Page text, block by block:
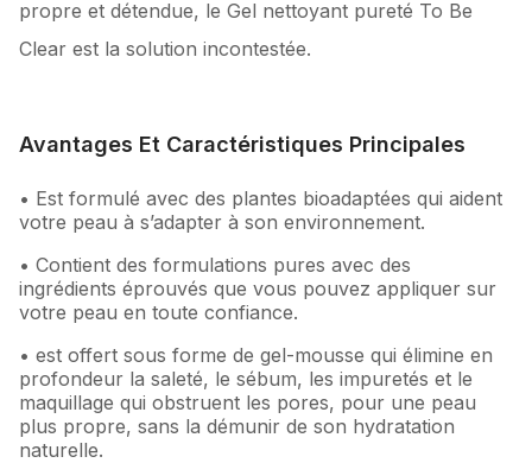
propre et détendue, le Gel nettoyant pureté To Be
Clear est la solution incontestée.
Avantages Et Caractéristiques Principales
• Est formulé avec des plantes bioadaptées qui aident
votre peau à s’adapter à son environnement.
• Contient des formulations pures avec des
ingrédients éprouvés que vous pouvez appliquer sur
votre peau en toute confiance.
• est offert sous forme de gel-mousse qui élimine en
profondeur la saleté, le sébum, les impuretés et le
maquillage qui obstruent les pores, pour une peau
plus propre, sans la démunir de son hydratation
naturelle.